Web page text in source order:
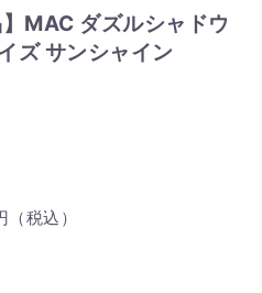
MAC ダズルシャドウ
ズ サンシャイン
（税込）